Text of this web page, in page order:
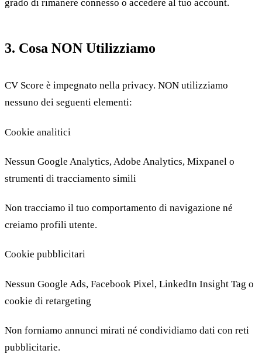
grado di rimanere connesso o accedere al tuo account.
3. Cosa NON Utilizziamo
CV Score è impegnato nella privacy. NON utilizziamo
nessuno dei seguenti elementi:
Cookie analitici
Nessun Google Analytics, Adobe Analytics, Mixpanel o
strumenti di tracciamento simili
Non tracciamo il tuo comportamento di navigazione né
creiamo profili utente.
Cookie pubblicitari
Nessun Google Ads, Facebook Pixel, LinkedIn Insight Tag o
cookie di retargeting
Non forniamo annunci mirati né condividiamo dati con reti
pubblicitarie.